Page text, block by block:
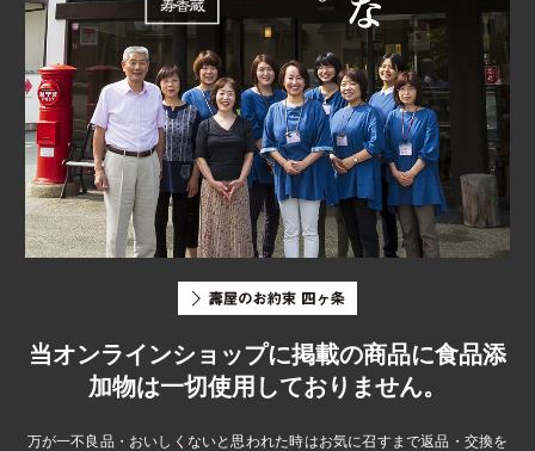
当オンラインショップに掲載の商品に食品添
加物は一切使用しておりません。
万が一不良品・おいしくないと思われた時はお気に召すまで返品・交換を